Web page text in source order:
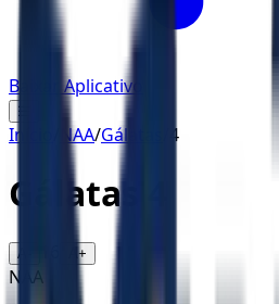
Baixar Aplicativo
☰
Início NAA/Gálatas 4
Gálatas
A- A+
NAA